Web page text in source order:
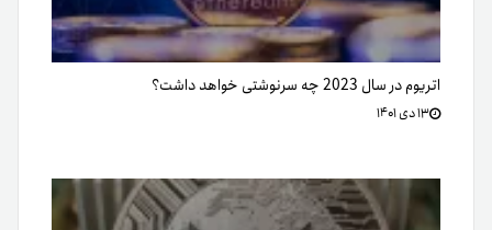
اتریوم در سال‌ 2023 چه سرنوشتی خواهد داشت؟
۱۳ دی ۱۴۰۱